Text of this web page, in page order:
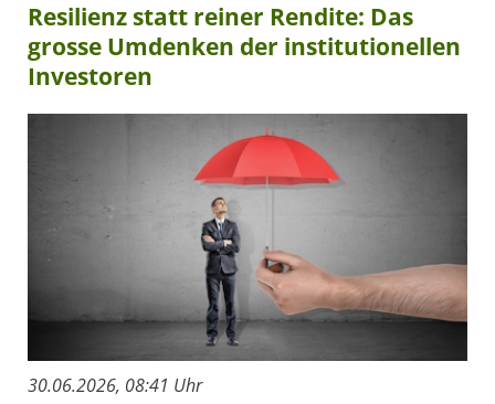
Resilienz statt reiner Rendite: Das
grosse Umdenken der institutionellen
Investoren
30.06.2026, 08:41 Uhr